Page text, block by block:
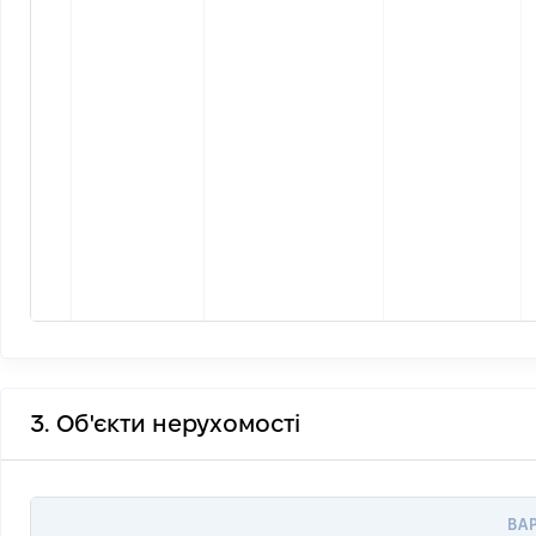
3. Об'єкти нерухомості